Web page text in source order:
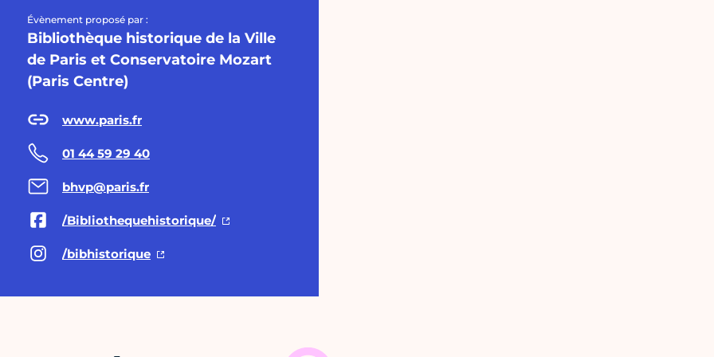
Évènement proposé par :
Bibliothèque historique de la Ville
de Paris et Conservatoire Mozart
(Paris Centre)
www.paris.fr
01 44 59 29 40
bhvp@paris.fr
/Bibliothequehistorique/
/bibhistorique